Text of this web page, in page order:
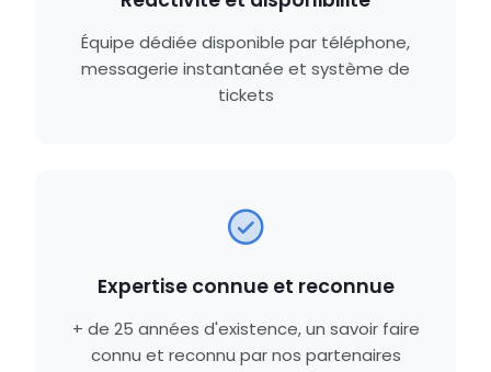
Équipe dédiée disponible par téléphone,
messagerie instantanée et système de
tickets
Expertise connue et reconnue
+ de 25 années d'existence, un savoir faire
connu et reconnu par nos partenaires